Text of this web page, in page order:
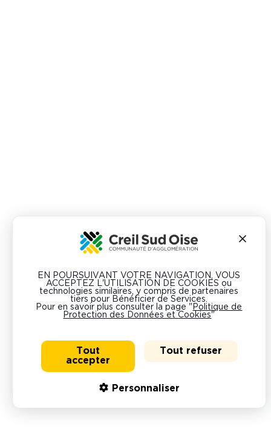
EN POURSUIVANT VOTRE NAVIGATION, VOUS
ACCEPTEZ L'UTILISATION DE COOKIES ou
technologies similaires, y compris de partenaires
tiers pour Bénéficier de Services.
Pour en savoir plus consulter la page " Politique de
Protection des Données et Cookies"
Tout
accepter
Tout refuser
Personnaliser